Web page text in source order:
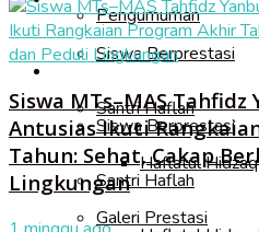
Siswa Berprestasi
Santri Haflah
Haflatul
Galeri Prestasi
Pengumuman
Akademik
Siswa Berprestasi
Santri Haflah
Siswa MTs–MAS Tahfidz
Antusias Ikuti
Tahun: Sehat, Cakap
Lingkungan